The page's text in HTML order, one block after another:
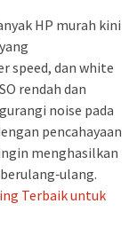
HP murah kini
speed, dan white
rendah dan
noise pada
pencahayaan
menghasilkan
Terbaik untuk